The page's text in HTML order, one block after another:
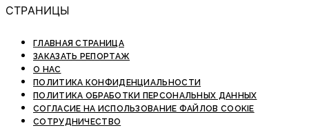
СТРАНИЦЫ
ГЛАВНАЯ СТРАНИЦА
ЗАКАЗАТЬ РЕПОРТАЖ
О НАС
ПОЛИТИКА КОНФИДЕНЦИАЛЬНОСТИ
ПОЛИТИКА ОБРАБОТКИ ПЕРСОНАЛЬНЫХ ДАННЫХ
СОГЛАСИЕ НА ИСПОЛЬЗОВАНИЕ ФАЙЛОВ COOKIE
СОТРУДНИЧЕСТВО